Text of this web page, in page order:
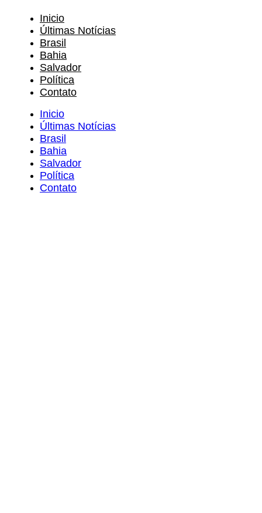
Inicio
Últimas Notícias
Brasil
Bahia
Salvador
Política
Contato
Inicio
Últimas Notícias
Brasil
Bahia
Salvador
Política
Contato